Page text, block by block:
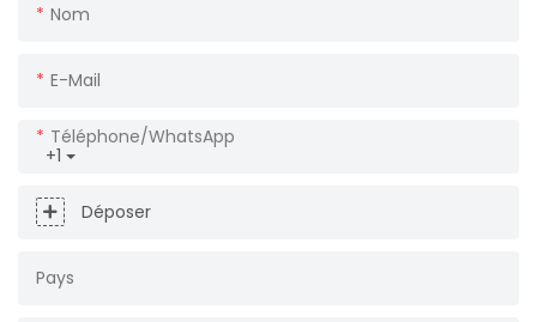
Nom
E-Mail
+1
Téléphone/WhatsApp
Déposer
Pays